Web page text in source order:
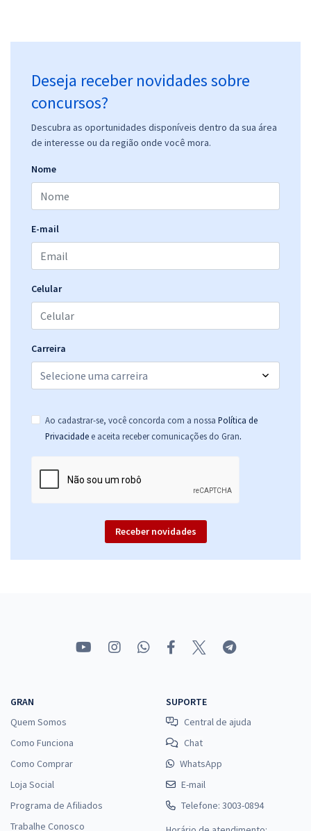
Deseja receber novidades sobre
concursos?
Descubra as oportunidades disponíveis dentro da sua área
de interesse ou da região onde você mora.
Nome
E-mail
Celular
Carreira
Ao cadastrar-se, você concorda com a nossa Política de
Privacidade e aceita receber comunicações do Gran.
Receber novidades
GRAN
Quem Somos
Como Funciona
Como Comprar
Loja Social
Programa de Afiliados
Trabalhe Conosco
SUPORTE
Central de ajuda
Chat
WhatsApp
E-mail
Telefone: 3003-0894